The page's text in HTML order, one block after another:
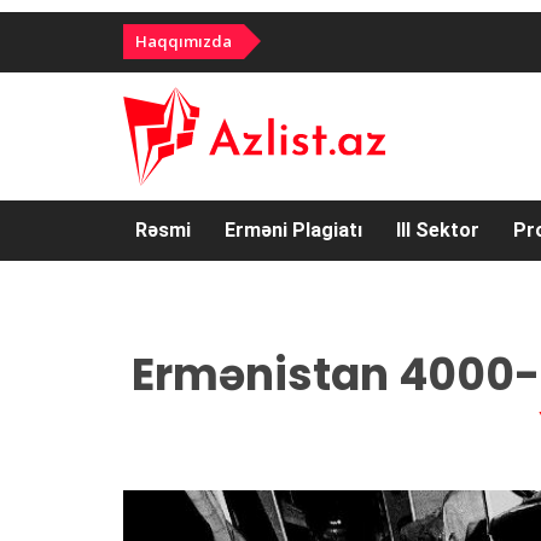
Haqqımızda
Rəsmi Erməni Plagiatı III Sektor
Ermənistan